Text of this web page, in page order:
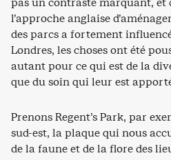
l’approche anglaise
des parcs a fortement
Londres, les choses ont été
autant pour ce qui est de la
que du soin qui leur est
Prenons Regent’s Park, par
sud-est, la plaque qui nous
de la faune et de la flore des